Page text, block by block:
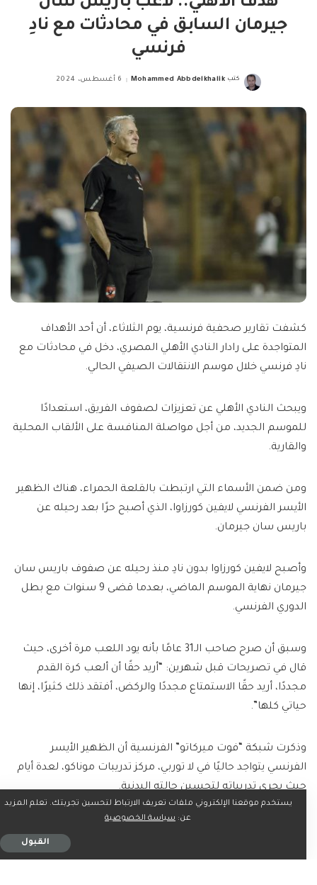
جيرمان السابق في محادثات مع نادِ
فرنسي
Posted
كتب Mohammed Abbdelkhalik 6 أغسطس، 2024
كشفت تقارير صحفية فرنسية، يوم الثلاثاء، أن أحد الأهداف
المتواجدة على رادار النادي الأهلي المصري، دخل في محادثات مع
نادِ فرنسي خلال موسم الانتقالات الصيفي الحالي.
ويبحث النادي الأهلي عن تعزيزات لصفوف الفريق، استعدادًا
للموسم الجديد، من أجل مواصلة المنافسة على الألقاب المحلية
والقارية.
ومن ضمن الأسماء التي ارتبطت بالقلعة الحمراء، هناك الظهير
الأيسر الفرنسي لايفين كورزاوا، الذي أصبح حرًا بعد رحيله عن
باريس سان جيرمان.
وأصبح لايفين كورزاوا بدون نادِ منذ رحيله عن صفوف باريس سان
جيرمان نهاية الموسم الماضي، بعدما قضى 9 سنوات مع بطل
الدوري الفرنسي.
وسبق أن صرح صاحب الـ31 عامًا بأنه يود اللعب مرة أخرى، حيث
قال في تصريحات قبل شهرين: “أريد حقًا أن ألعب كرة القدم
مجددًا، أريد حقًا الاستمتاع مجددًا والركض، أفتقد ذلك كثيرًا، إنها
حياتي كلها”.
وذكرت شبكة “فوت ميركاتو” الفرنسية أن الظهير الأيسر
الفرنسي يتواجد حاليًا في لا توربي، مركز تدريبات موناكو، لعدة أيام
حيث يجري تدريباته لتحسين حالته البدنية.
لتدريبات فردية، مدفوعًا بالرغبة في العودة إلى المسار الصحيح،
يستخدم موقعنا الإلكتروني ملفات تعريف الارتباط لتحسين تجربتك. تعلم المزيد
عن: سياسة الخصوصية
القبول